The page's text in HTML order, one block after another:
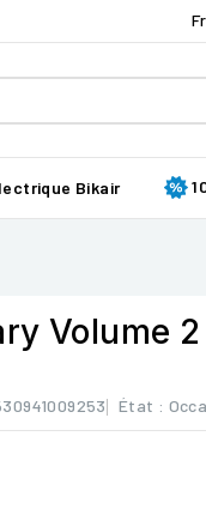
Fr
Bikair
Volume 2
État :